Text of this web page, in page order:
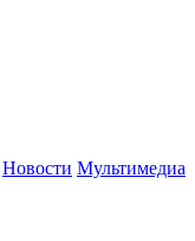
Новости Мультимедиа